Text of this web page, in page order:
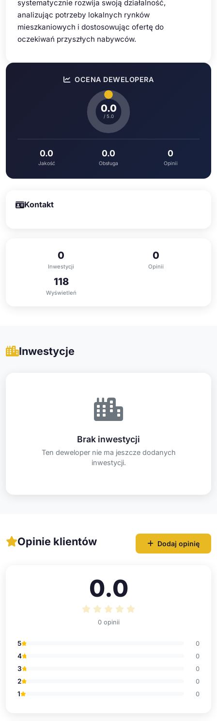
systematycznie rozwija swoją działalność,
analizując potrzeby lokalnych rynków
mieszkaniowych i dostosowując ofertę do
oczekiwań przyszłych nabywców.
OCENA DEWELOPERA
0.0
/ 5.0
0.0
Jakość
0.0
Obsługa
0
Opinii
Kontakt
0
Inwestycji
0
Opinii
118
Wyświetleń
Inwestycje
Brak inwestycji
Ten deweloper nie ma jeszcze dodanych
inwestycji.
Opinie klientów Dodaj opinię
0.0
0 opinii
5 0
4 0
3 0
2 0
1 0